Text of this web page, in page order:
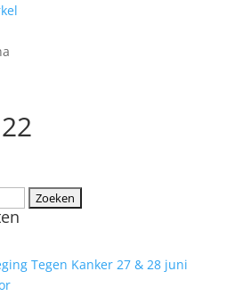
Tegen Kanker 27 & 28 juni